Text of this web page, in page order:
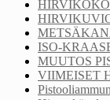
ISO-
MUUTOS
VIIMEISET